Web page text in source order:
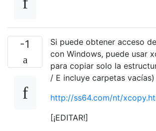
-1
Si puede obtener acceso
con Windows, puede usar
para copiar solo la
/ E incluye carpetas vacías)
http://ss64.com/nt/
[¡EDITAR!]